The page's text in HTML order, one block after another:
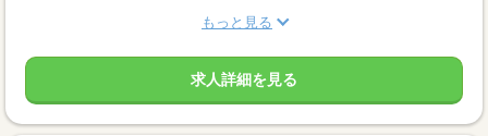
もっと見る
求人詳細を見る